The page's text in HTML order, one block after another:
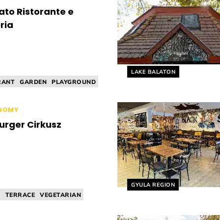
Ristorante e
GARDEN
PLAYGROUND
Helyszín címkék:
LAKE BALATON
Cirkusz
TERRACE
VEGETARIAN
Helyszín címkék:
GYULA REGION